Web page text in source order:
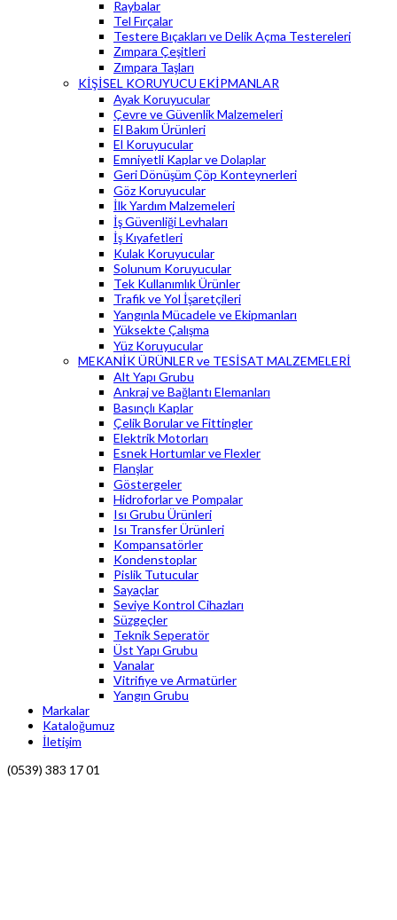
Raybalar
Tel Fırçalar
Testere Bıçakları ve Delik Açma Testereleri
Zımpara Çeşitleri
Zımpara Taşları
KİŞİSEL KORUYUCU EKİPMANLAR
Ayak Koruyucular
Çevre ve Güvenlik Malzemeleri
El Bakım Ürünleri
El Koruyucular
Emniyetli Kaplar ve Dolaplar
Geri Dönüşüm Çöp Konteynerleri
Göz Koruyucular
İlk Yardım Malzemeleri
İş Güvenliği Levhaları
İş Kıyafetleri
Kulak Koruyucular
Solunum Koruyucular
Tek Kullanımlık Ürünler
Trafik ve Yol İşaretçileri
Yangınla Mücadele ve Ekipmanları
Yüksekte Çalışma
Yüz Koruyucular
MEKANİK ÜRÜNLER ve TESİSAT MALZEMELERİ
Alt Yapı Grubu
Ankraj ve Bağlantı Elemanları
Basınçlı Kaplar
Çelik Borular ve Fittingler
Elektrik Motorları
Esnek Hortumlar ve Flexler
Flanşlar
Göstergeler
Hidroforlar ve Pompalar
Isı Grubu Ürünleri
Isı Transfer Ürünleri
Kompansatörler
Kondenstoplar
Pislik Tutucular
Sayaçlar
Seviye Kontrol Cihazları
Süzgeçler
Teknik Seperatör
Üst Yapı Grubu
Vanalar
Vitrifiye ve Armatürler
Yangın Grubu
Markalar
Kataloğumuz
İletişim
(0539) 383 17 01